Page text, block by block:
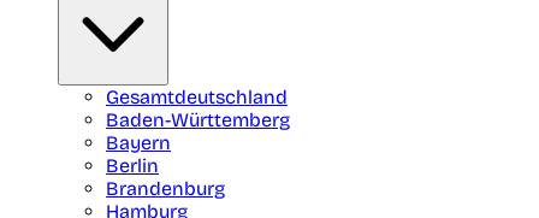
Gesamtdeutschland
Baden-Württemberg
Bayern
Berlin
Brandenburg
Hamburg